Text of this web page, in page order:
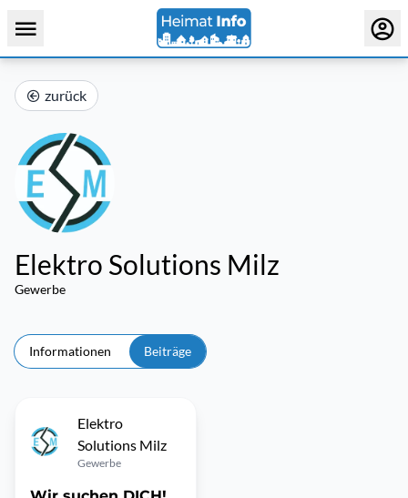
zurück
Elektro Solutions Milz
Gewerbe
Informationen Beiträge
Elektro
Solutions Milz
Gewerbe